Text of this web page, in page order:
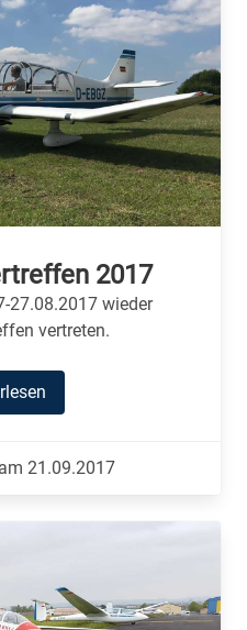
2017
27.08.2017 wieder
vertreten.
21.09.2017